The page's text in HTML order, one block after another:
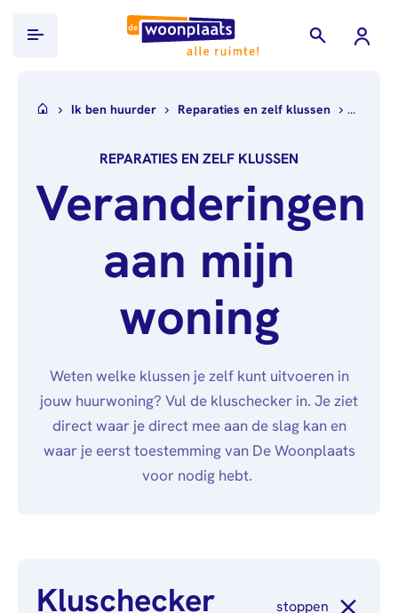
Ik ben huurder
Documenten
inleveren
Inkomensverklaring
Belastingdienst
Loonstroken/uitkeringsspecificaties
Verhuurdersverklaring
Basisregistratie
Personen (BRP)
Stukken van de
bewindvoerder
PIN-
Over ons
Governance
Algemeen
Raad van
Commissarissen
Stage &
afstuderen
Arbeidsvoorwaarden
Mail 0900 - 9678
Ik ben huurder Reparaties en zelf klussen
REPARATIES EN ZELF KLUSSEN
Veranderingen
aan mijn
woning
Weten welke klussen je zelf kunt uitvoeren in
jouw huurwoning? Vul de kluschecker in. Je ziet
direct waar je direct mee aan de slag kan en
waar je eerst toestemming van De Woonplaats
voor nodig hebt.
Kluschecker stoppen